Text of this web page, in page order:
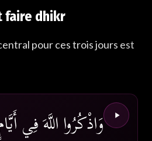
faire dhikr
pour ces trois jours est
وَاذْكُرُوا اللَّهَ فِي